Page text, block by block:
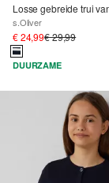
s.Oliver
€ 24,99€ 29,99
DUURZAME